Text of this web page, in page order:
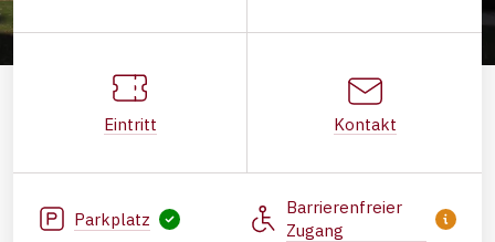
Eintritt Kontakt
Parkplatz
Barrierenfreier
Zugang